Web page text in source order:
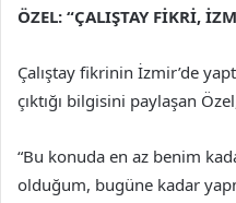
ÖZEL: “ÇALIŞTAY FİKRİ,
Çalıştay fikrinin İzmir’de
çıktığı bilgisini paylaşan
“Bu konuda en az benim
olduğum, bugüne kadar